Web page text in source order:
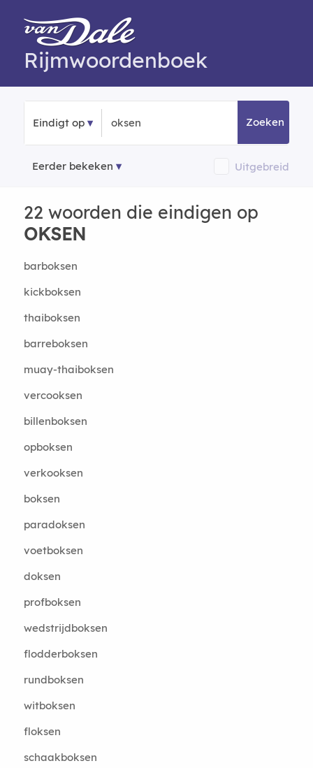
Rijmwoordenboek
Eindigt op Zoeken
Eerder bekeken Uitgebreid
22 woorden die eindigen op
OKSEN
barboksen
kickboksen
thaiboksen
barreboksen
muay-thaiboksen
vercooksen
billenboksen
opboksen
verkooksen
boksen
paradoksen
voetboksen
doksen
profboksen
wedstrijdboksen
flodderboksen
rundboksen
witboksen
floksen
schaakboksen